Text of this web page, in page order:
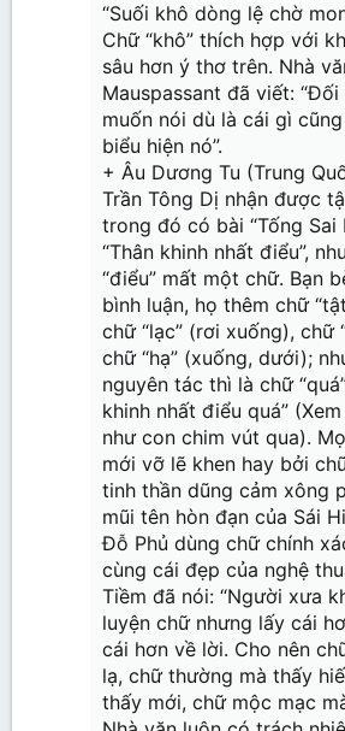
“Suối khô dòng lệ chờ
Chữ “khô” thích hợp với
sâu hơn ý thơ trên. Nhà
Mauspassant đã viết:
muốn nói dù là cái gì
biểu hiện nó”.
+ Âu Dương Tu (Trung
Trần Tông Dị nhận được
trong đó có bài “Tống Sai
“Thân khinh nhất điểu”,
“điểu” mất một chữ. Bạn
bình luận, họ thêm chữ
chữ “lạc” (rơi xuống), chữ
chữ “hạ” (xuống, dưới);
nguyên tác thì là chữ
khinh nhất điểu quá”
như con chim vút qua).
mới vỡ lẽ khen hay bởi
tinh thần dũng cảm xông
mũi tên hòn đạn của Sái
Đỗ Phủ dùng chữ chính
cùng cái đẹp của nghệ
Tiềm đã nói: “Người xưa
luyện chữ nhưng lấy cái
cái hơn về lời. Cho nên
lạ, chữ thường mà thấy
thấy mới, chữ mộc mạc